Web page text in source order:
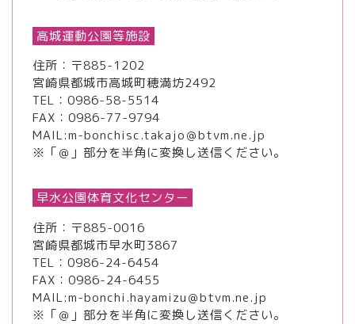
高城運動公園等施設
住所：〒885-1202
宮崎県都城市高城町穂満坊2492
TEL： 0986-58-5514
FAX：0986-77-9794
MAIL:m-bonchisc.takajo＠btvm.ne.jp
※「＠」部分を半角に変換し送信ください。
早水公園体育文化センター
住所：〒885-0016
宮崎県都城市早水町3867
TEL： 0986-24-6454
FAX：0986-24-6455
MAIL:m-bonchi.hayamizu＠btvm.ne.jp
※「＠」部分を半角に変換し送信ください。